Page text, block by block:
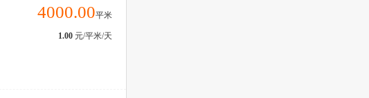
4000.00平米
1.00 元/平米/天